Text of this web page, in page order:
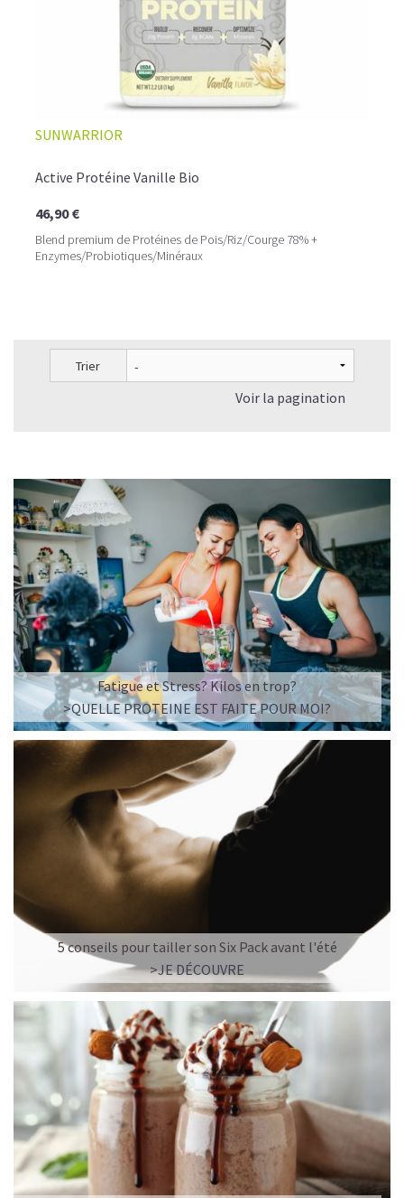
SUNWARRIOR
Active Protéine Vanille Bio
46,90 €
Blend premium de Protéines de Pois/Riz/Courge 78% +
Enzymes/Probiotiques/Minéraux
Trier
Voir la pagination
Fatigue et Stress? Kilos en trop?
>QUELLE PROTEINE EST FAITE POUR MOI?
5 conseils pour tailler son Six Pack avant l'été
>JE DÉCOUVRE